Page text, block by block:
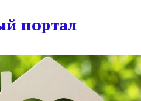
портал